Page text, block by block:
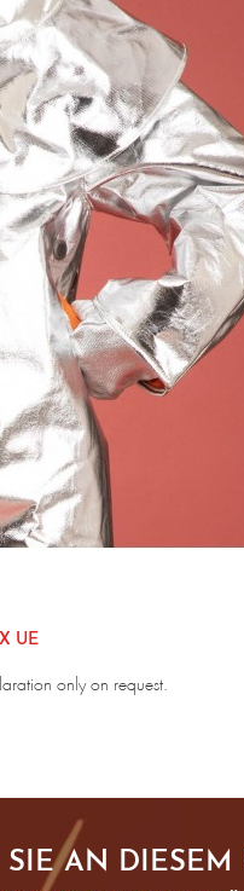
UE
only on request.
AN DIESEM